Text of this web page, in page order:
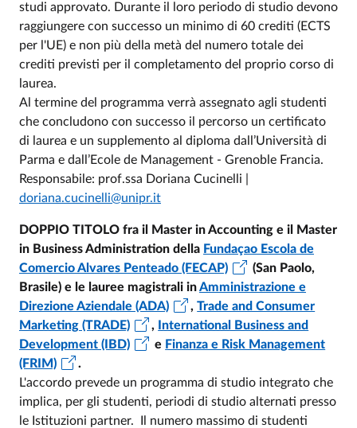
studi approvato. Durante il loro periodo di studio devono
raggiungere con successo un minimo di 60 crediti (ECTS
per l'UE) e non più della metà del numero totale dei
crediti previsti per il completamento del proprio corso di
laurea.
Al termine del programma verrà assegnato agli studenti
che concludono con successo il percorso un certificato
di laurea e un supplemento al diploma dall’Università di
Parma e dall’Ecole de Management - Grenoble Francia.
Responsabile: prof.ssa Doriana Cucinelli |
doriana.cucinelli@unipr.it
DOPPIO TITOLO fra il Master in Accounting e il Master
in Business Administration della Fundaçao Escola de
Comercio Alvares Penteado (FECAP)
(San Paolo,
Brasile) e le lauree magistrali inAmministrazione e
Direzione Aziendale (ADA)
,Trade and Consumer
Marketing (TRADE)
,
International Business and
Development (IBD)
e Finanza e Risk Management
(FRIM)
.
L'accordo prevede un programma di studio integrato che
implica, per gli studenti, periodi di studio alternati presso
le Istituzioni partner. Il numero massimo di studenti